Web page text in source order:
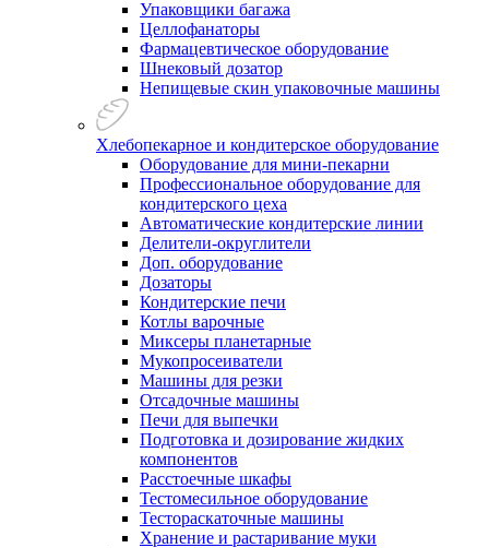
Упаковщики багажа
Целлофанаторы
Фармацевтическое оборудование
Шнековый дозатор
Непищевые скин упаковочные машины
Хлебопекарное и кондитерское оборудование
Оборудование для мини-пекарни
Профессиональное оборудование для
кондитерского цеха
Автоматические кондитерские линии
Делители-округлители
Доп. оборудование
Дозаторы
Кондитерские печи
Котлы варочные
Миксеры планетарные
Мукопросеиватели
Машины для резки
Отсадочные машины
Печи для выпечки
Подготовка и дозирование жидких
компонентов
Расстоечные шкафы
Тестомесильное оборудование
Тестораскаточные машины
Хранение и растаривание муки